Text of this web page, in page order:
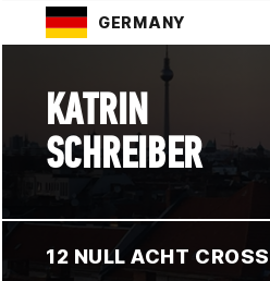
GERMANY
KATRIN
SCHREIBER
12 NULL ACHT